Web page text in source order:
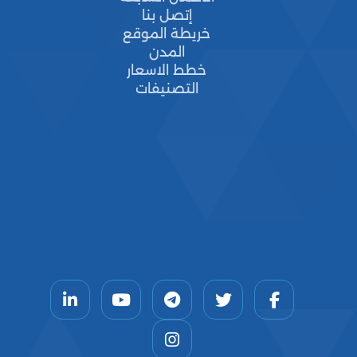
إتصل بنا
خريطة الموقع
المدن
خطط الاسعار
التصنيفات